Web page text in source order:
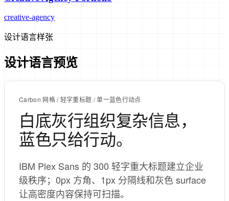
creative-agency
设计语言样张
设计语言预览
Carbon 网格 / 轻字重标题 / 单一蓝色行动点
白底灰行组织复杂信息，
蓝色只给行动。
IBM Plex Sans 的 300 轻字重大标题建立企业
级秩序；0px 方角、1px 分隔线和灰色 surface
让高密度内容保持可扫描。